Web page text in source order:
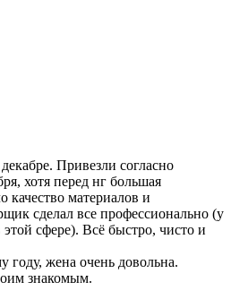
Привезли согласно
хотя перед нг большая
качество материалов и
сделал все профессионально (у
сфере). Всё быстро, чисто и
жена очень довольна.
знакомым.